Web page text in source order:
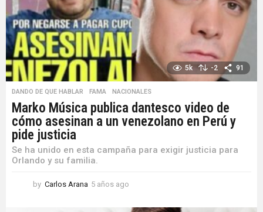
5k -2 91
DANDO DE QUE HABLAR ,FAMA ,NACIONALES
Marko Música publica dantesco video de
cómo asesinan a un venezolano en Perú y
pide justicia
Se ha unido en esta campaña para exigir justicia para
Orlando y su familia.
by Carlos Arana 5 años ago
ñ